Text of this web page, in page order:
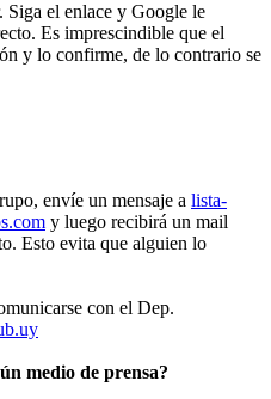
Siga el enlace y Google le
Es imprescindible que el
y lo confirme, de lo contrario se
envíe un mensaje a lista-
y luego recibirá un mail
Esto evita que alguien lo
con el Dep.
medio de prensa?